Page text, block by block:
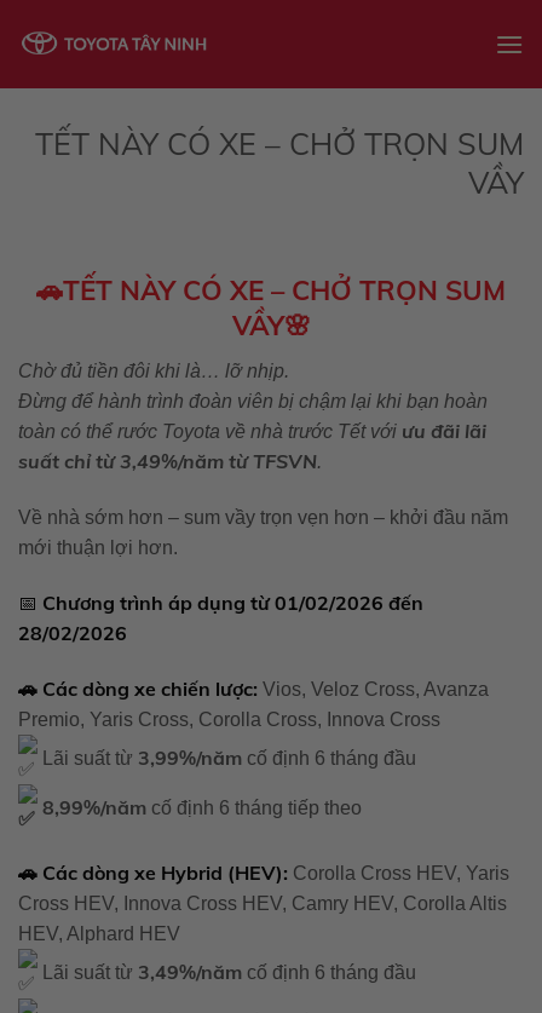
TẾT NÀY CÓ XE – CHỞ TRỌN SUM
VẦY
🚗TẾT NÀY CÓ XE – CHỞ TRỌN SUM
VẦY🌸
Chờ đủ tiền đôi khi là… lỡ nhịp.
Đừng để hành trình đoàn viên bị chậm lại khi bạn hoàn
toàn có thể rước Toyota về nhà trước Tết với ưu đãi lãi
suất chỉ từ 3,49%/năm từ TFSVN.
Về nhà sớm hơn – sum vầy trọn vẹn hơn – khởi đầu năm
mới thuận lợi hơn.
📅 Chương trình áp dụng từ 01/02/2026 đến
28/02/2026
🚗 Các dòng xe chiến lược: Vios, Veloz Cross, Avanza
Premio, Yaris Cross, Corolla Cross, Innova Cross
Lãi suất từ 3,99%/năm cố định 6 tháng đầu
8,99%/năm cố định 6 tháng tiếp theo
🚗 Các dòng xe Hybrid (HEV): Corolla Cross HEV, Yaris
Cross HEV, Innova Cross HEV, Camry HEV, Corolla Altis
HEV, Alphard HEV
Lãi suất từ 3,49%/năm cố định 6 tháng đầu